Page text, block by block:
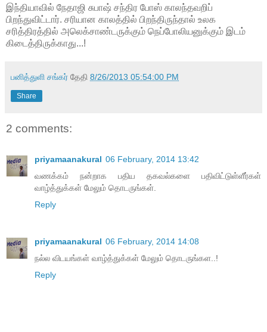
இந்தியாவில் நேதாஜி சுபாஷ் சந்திர போஸ் காலந்தவறிப்
பிறந்துவிட்டார். சரியான காலத்தில் பிறந்திருந்தால் உலக
சரித்திரத்தில் அலெக்சாண்டருக்கும் நெப்போலியனுக்கும் இடம்
கிடைத்திருக்காது...!
பனித்துளி சங்கர் தேதி 8/26/2013 05:54:00 PM
Share
2 comments:
priyamaanakural 06 February, 2014 13:42
வணக்கம் நன்றாக பதிய தகவல்களை பதிவிட்டுள்ளீர்கள்
வாழ்த்துக்கள் மேலும் தொடருங்கள்.
Reply
priyamaanakural 06 February, 2014 14:08
நல்ல விடயங்கள் வாழ்த்துக்கள் மேலும் தொடருங்கள..!
Reply